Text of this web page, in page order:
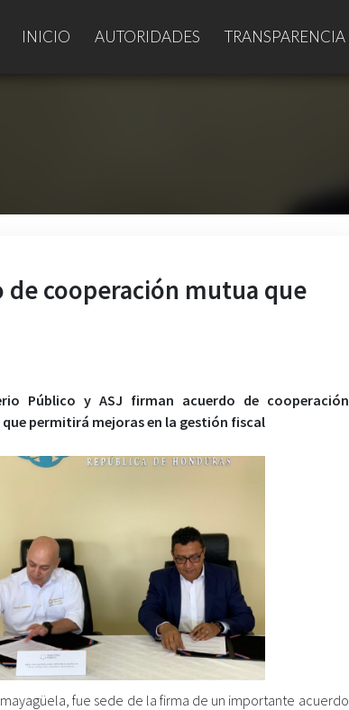
INICIO AUTORIDADES TRANSPARENCIA
cooperación mutua que
Público y ASJ firman acuerdo de cooperación
permitirá mejoras en la gestión fiscal
fue sede de la firma de un importante acuerdo